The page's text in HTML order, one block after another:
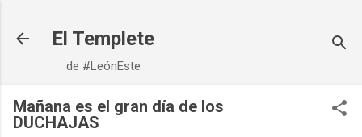
El Templete
de #LeónEste
Mañana es el gran día de los
DUCHAJAS